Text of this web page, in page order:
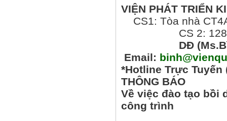
VIỆN PHÁT TRIỂN
CS1: Tòa nhà
CS 2: 128 Phan
DĐ
Email:
*Hotline Trực
THÔNG BÁO
Về việc đào tạo bồi
công trình